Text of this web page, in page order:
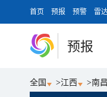
首页 预报 预警 雷
预报
全国 >江西 >南昌